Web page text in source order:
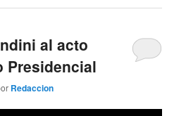
al acto
Presidencial
Redaccion